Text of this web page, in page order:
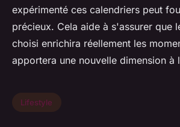
expérimenté ces calendriers peut
précieux. Cela aide à s'assurer que
choisi enrichira réellement les
apportera une nouvelle dimension à
Lifestyle